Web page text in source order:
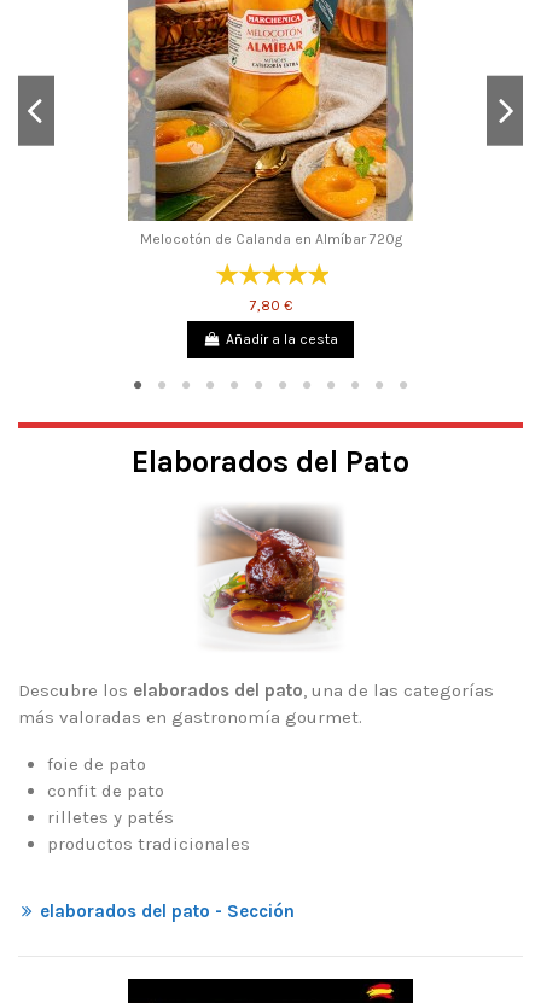
Melocotón de Calanda en Almíbar 720g
7,80 €
Añadir a la cesta
Elaborados del Pato
Descubre los elaborados del pato, una de las categorías
más valoradas en gastronomía gourmet.
foie de pato
confit de pato
rilletes y patés
productos tradicionales
elaborados del pato - Sección